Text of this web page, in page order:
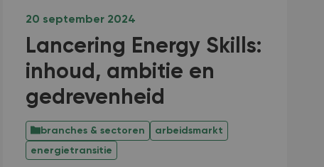
20 september 2024
Lancering Energy Skills:
inhoud, ambitie en
gedrevenheid
branches & sectoren
arbeidsmarkt
energietransitie